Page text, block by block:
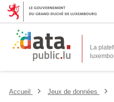
La
Accueil Jeux de données